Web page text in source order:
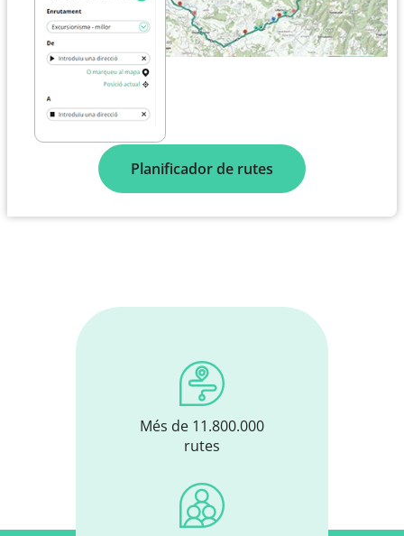
Planificador de rutes
Més de 11.800.000
rutes